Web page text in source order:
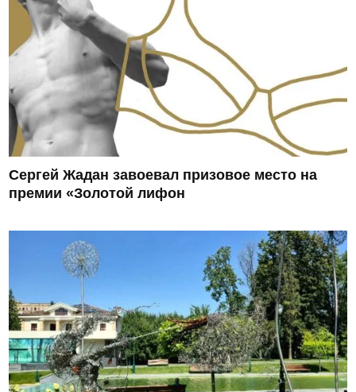
Сергей Жадан завоевал призовое место на
премии «Золотой лифон